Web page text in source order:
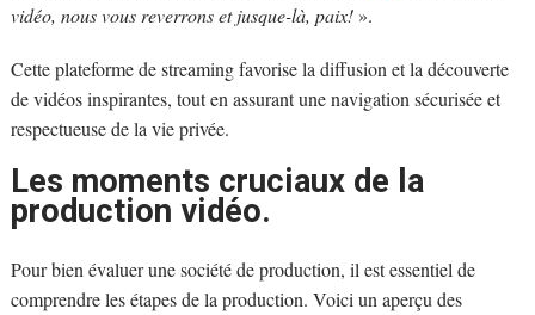
vidéo, nous vous reverrons et jusque-là, paix! ».
Cette plateforme de streaming favorise la diffusion et la découverte
de vidéos inspirantes, tout en assurant une navigation sécurisée et
respectueuse de la vie privée.
Les moments cruciaux de la
production vidéo.
Pour bien évaluer une société de production, il est essentiel de
comprendre les étapes de la production. Voici un aperçu des